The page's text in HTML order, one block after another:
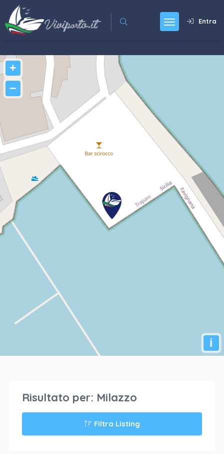
Entra
+
−
i
Risultato per: Milazzo
Filtra Listing